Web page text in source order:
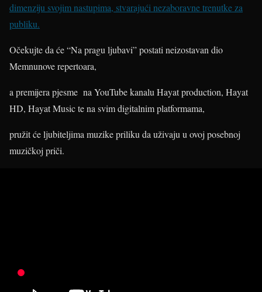
dimenziju svojim nastupima, stvarajući nezaboravne trenutke za
publiku.
Očekujte da će “Na pragu ljubavi” postati neizostavan dio
Memnunove repertoara,
a premijera pjesme na YouTube kanalu Hayat production, Hayat
HD, Hayat Music te na svim digitalnim platformama,
pružit će ljubiteljima muzike priliku da uživaju u ovoj posebnoj
muzičkoj priči.